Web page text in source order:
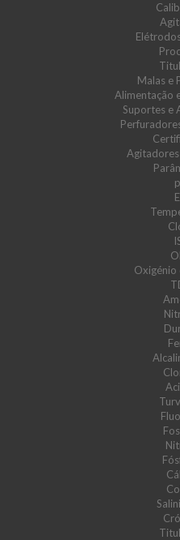
Malas e
Alimentação
Suportes e
Oxigénio